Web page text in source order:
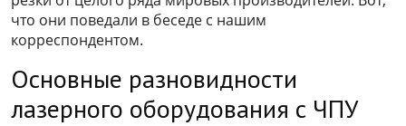
что они поведали в беседе с нашим
корреспондентом.
Основные разновидности
лазерного оборудования с ЧПУ